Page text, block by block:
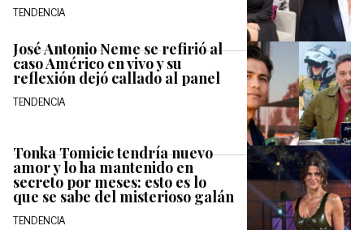
TENDENCIA
José Antonio Neme se refirió al
caso Américo en vivo y su
reflexión dejó callado al panel
TENDENCIA
Tonka Tomicic tendría nuevo
amor y lo ha mantenido en
secreto por meses: esto es lo
que se sabe del misterioso galán
TENDENCIA